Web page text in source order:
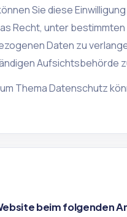
Sie diese
Recht, unter
Daten zu
Aufsichtsbehörde
Thema Datenschutz
beim folgenden